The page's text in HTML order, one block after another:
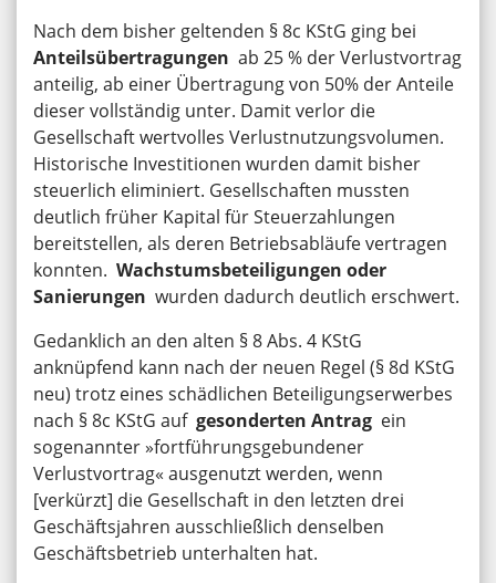
Nach dem bisher geltenden § 8c KStG ging bei
Anteilsübertragungen ab 25 % der Verlustvortrag
anteilig, ab einer Übertragung von 50% der Anteile
dieser vollständig unter. Damit verlor die
Gesellschaft wertvolles Verlustnutzungsvolumen.
Historische Investitionen wurden damit bisher
steuerlich eliminiert. Gesellschaften mussten
deutlich früher Kapital für Steuerzahlungen
bereitstellen, als deren Betriebsabläufe vertragen
konnten. Wachstumsbeteiligungen oder
Sanierungen wurden dadurch deutlich erschwert.
Gedanklich an den alten § 8 Abs. 4 KStG
anknüpfend kann nach der neuen Regel (§ 8d KStG
neu) trotz eines schädlichen Beteiligungserwerbes
nach § 8c KStG auf gesonderten Antrag ein
sogenannter »fortführungsgebundener
Verlustvortrag« ausgenutzt werden, wenn
[verkürzt] die Gesellschaft in den letzten drei
Geschäftsjahren ausschließlich denselben
Geschäftsbetrieb unterhalten hat.